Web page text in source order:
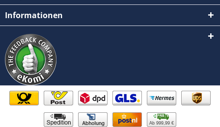
Informationen
Ab 999,99 €